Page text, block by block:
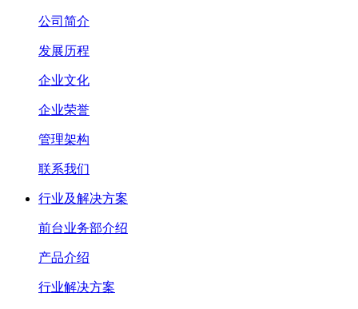
公司简介
发展历程
企业文化
企业荣誉
管理架构
联系我们
行业及解决方案
前台业务部介绍
产品介绍
行业解决方案